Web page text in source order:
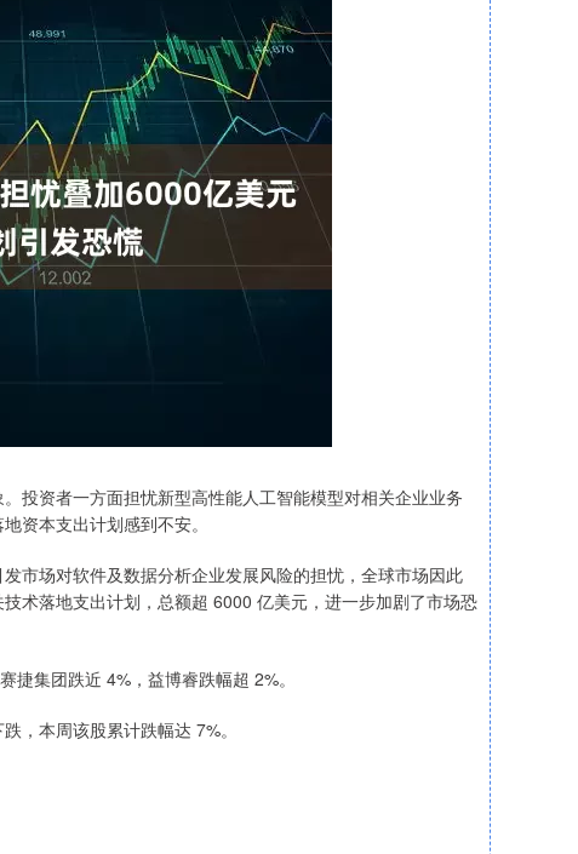
资者一方面担忧新型高性能人工智能模型对相关企业业务
资本支出计划感到不安。
场对软件及数据分析企业发展风险的担忧，全球市场因此
术落地支出计划，总额超 6000 亿美元，进一步加剧了市场恐
集团跌近 4%，益博睿跌幅超 2%。
本周该股累计跌幅达 7%。